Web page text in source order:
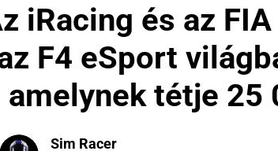
iRacing és az
F4 eSport
amelynek tétje 25
Sim Racer